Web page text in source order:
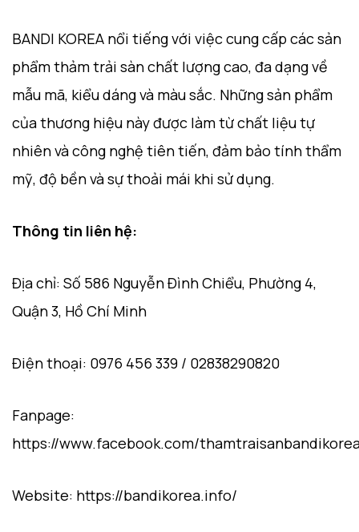
BANDI KOREA nổi tiếng với việc cung cấp các sản
phẩm thảm trải sàn chất lượng cao, đa dạng về
mẫu mã, kiểu dáng và màu sắc. Những sản phẩm
của thương hiệu này được làm từ chất liệu tự
nhiên và công nghệ tiên tiến, đảm bảo tính thẩm
mỹ, độ bền và sự thoải mái khi sử dụng.
Thông tin liên hệ:
Địa chỉ: Số 586 Nguyễn Đình Chiểu, Phường 4,
Quận 3, Hồ Chí Minh
Điện thoại: 0976 456 339 / 02838290820
Fanpage:
https://www.facebook.com/
Website: https://bandikorea.info/